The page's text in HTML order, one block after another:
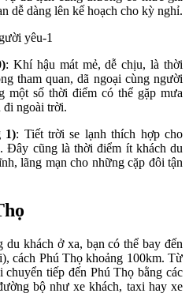
dễ dàng lên kế hoạch cho kỳ nghỉ.
: Khí hậu mát mẻ, dễ chịu, là thời
tham quan, dã ngoại cùng người
một số thời điểm có thể gặp mưa
đi ngoài trời.
1): Tiết trời se lạnh thích hợp cho
Đây cũng là thời điểm ít khách du
lãng mạn cho những cặp đôi tận
khách ở xa, bạn có thể bay đến
cách Phú Thọ khoảng 100km. Từ
chuyển tiếp đến Phú Thọ bằng các
bộ như xe khách, taxi hay xe